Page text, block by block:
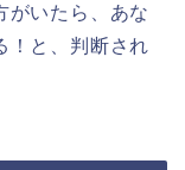
がいたら、あな
！と、判断され